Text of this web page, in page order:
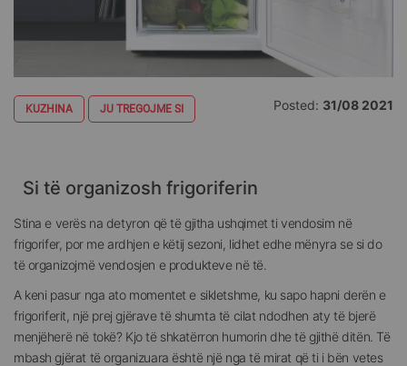
Si të organizosh frigoriferin
Stina e verës na detyron që të gjitha ushqimet ti vendosim në
frigorifer, por me ardhjen e këtij sezoni, lidhet edhe mënyra se si do
të organizojmë vendosjen e produkteve në të.
A keni pasur nga ato momentet e sikletshme, ku sapo hapni derën e
frigoriferit, një prej gjërave të shumta të cilat ndodhen aty të bjerë
menjëherë në tokë? Kjo të shkatërron humorin dhe të gjithë ditën. Të
mbash gjërat të organizuara është një nga të mirat që ti i bën vetes
KUZHINA JU TREGOJME SI Posted: 31/08 2021